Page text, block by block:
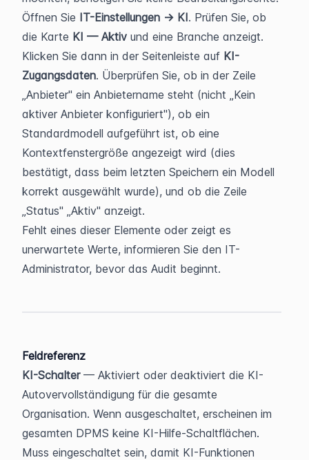
Öffnen Sie IT-Einstellungen → KI. Prüfen Sie, ob
die Karte KI — Aktiv und eine Branche anzeigt.
Klicken Sie dann in der Seitenleiste auf KI-
Zugangsdaten. Überprüfen Sie, ob in der Zeile
„Anbieter" ein Anbietername steht (nicht „Kein
aktiver Anbieter konfiguriert"), ob ein
Standardmodell aufgeführt ist, ob eine
Kontextfenstergröße angezeigt wird (dies
bestätigt, dass beim letzten Speichern ein Modell
korrekt ausgewählt wurde), und ob die Zeile
„Status" „Aktiv" anzeigt.
Fehlt eines dieser Elemente oder zeigt es
unerwartete Werte, informieren Sie den IT-
Administrator, bevor das Audit beginnt.
Feldreferenz
KI-Schalter — Aktiviert oder deaktiviert die KI-
Autovervollständigung für die gesamte
Organisation. Wenn ausgeschaltet, erscheinen im
gesamten DPMS keine KI-Hilfe-Schaltflächen.
Muss eingeschaltet sein, damit KI-Funktionen